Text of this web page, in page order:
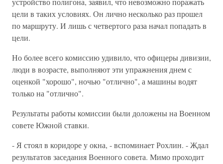
цели в таких условиях. Он лично несколько раз прошел
по маршруту. И лишь с четвертого раза начал попадать в
цели.
Но более всего комиссию удивило, что офицеры дивизии,
люди в возрасте, выполняют эти упражнения днем с
оценкой "хорошо", ночью "отлично", а машины водят
только на "отлично".
Результаты работы комиссии были доложены на Военном
совете Южной ставки.
- Я стоял в коридоре у окна, - вспоминает Рохлин. - Ждал
результатов заседания Военного совета. Мимо проходит